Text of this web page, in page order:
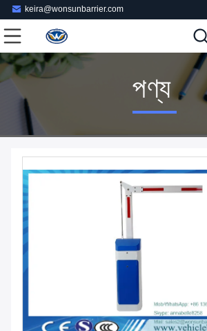
keira@wonsunbarrier.com
পণ্য